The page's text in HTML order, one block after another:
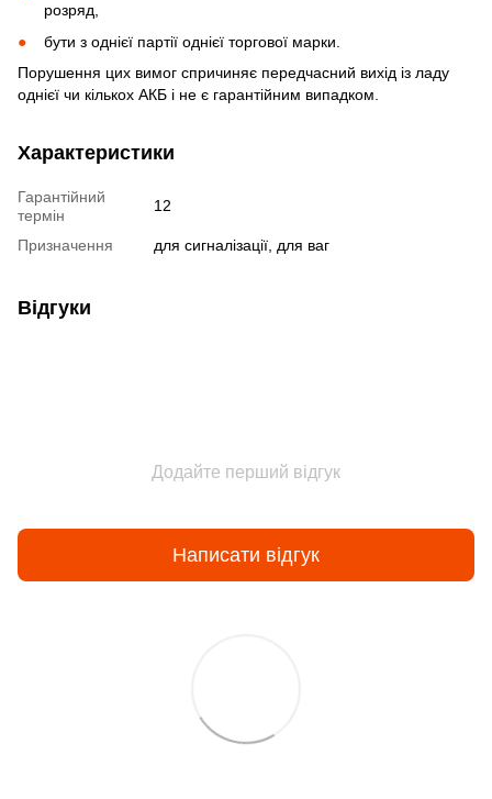
розряд,
бути з однієї партії однієї торгової марки.
Порушення цих вимог спричиняє передчасний вихід із ладу
однієї чи кількох АКБ і не є гарантійним випадком.
Характеристики
Гарантійний
термін
12
Призначення для сигналізації, для ваг
Відгуки
Додайте перший відгук
Написати відгук